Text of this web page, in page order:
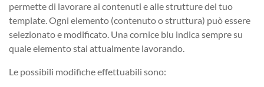
permette di lavorare ai contenuti e alle strutture del tuo
template. Ogni elemento (contenuto o struttura) può essere
selezionato e modificato. Una cornice blu indica sempre su
quale elemento stai attualmente lavorando.
Le possibili modifiche effettuabili sono: